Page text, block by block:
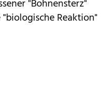
"Bohnensterz"
Reaktion"